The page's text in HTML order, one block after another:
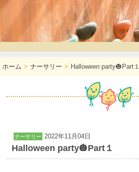
ホーム ナーサリー Halloween party🎃Part１
ナーサリー 2022年11月04日
Halloween party🎃Part１